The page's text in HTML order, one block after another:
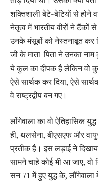
शक्तिशाली बेटे-बेटियों से होने
नेतृत्व में भारतीय वीरों ने
उनके मंसूबों को नेस्तनाबूत कर
जी के माता-पिता ने उनका
ये कुल का दीपक है लेकिन वो
ऐसे सार्थक कर दिया, ऐसे
वे राष्ट्रद्वीप बन गए।
लोंगेवाला का वो ऐतिहासिक
ही, थलसेना, बीएसएफ और
प्रतीक है। इस लड़ाई ने
सामने चाहे कोई भी आ जाए,
सन 71 में हुए युद्ध के,